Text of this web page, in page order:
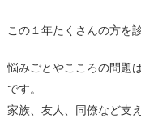
この１年たくさんの方を
悩みごとやこころの問題
です。
家族、友人、同僚など支